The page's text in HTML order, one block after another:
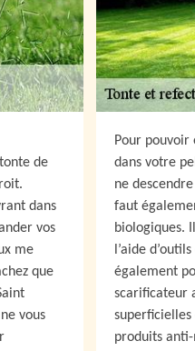
de
dans
vos
me
que
vous
Pour
dans votre
ne
faut
biologiques.
l’aide
également
scarificateur
superficielles
produits anti-